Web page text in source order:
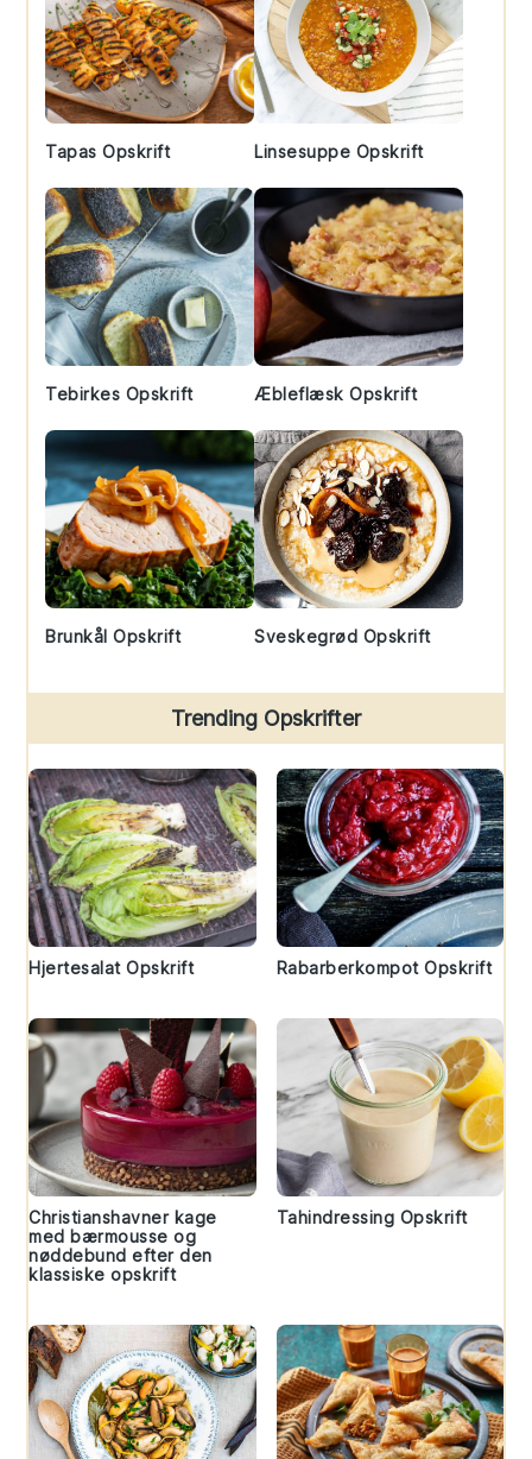
Tapas Opskrift Linsesuppe Opskrift
Tebirkes Opskrift Æbleflæsk Opskrift
Brunkål Opskrift Sveskegrød Opskrift
Trending Opskrifter
Hjertesalat Opskrift Rabarberkompot Opskrift
Christianshavner kage
med bærmousse og
nøddebund efter den
klassiske opskrift
Tahindressing Opskrift